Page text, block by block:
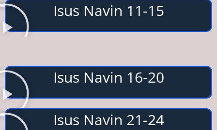
Isus Navin 11-15
Isus Navin 16-20
Isus Navin 21-24